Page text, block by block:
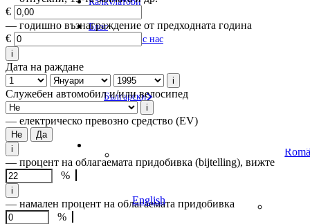
Блог
Свържете се с нас
Български
English
€
— годишно възнаграждение от предходната година
€
i
Дата на раждане
i
Служебен автомобил и/или велосипед
i
— електрическо превозно средство (EV)
Не
Да
i
— процент на облагаемата придобивка (bijtelling), вижте
%
i
— намален процент на облагаемата придобивка
%